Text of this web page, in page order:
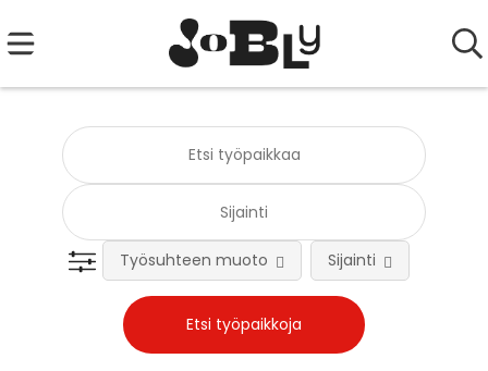
Työsuhteen muoto Sijainti